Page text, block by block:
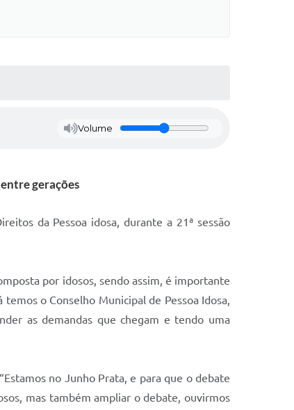
Volume
gerações
da Pessoa idosa, durante a 21ª sessão
por idosos, sendo assim, é importante
o Conselho Municipal de Pessoa Idosa,
as demandas que chegam e tendo uma
no Junho Prata, e para que o debate
mas também ampliar o debate, ouvirmos